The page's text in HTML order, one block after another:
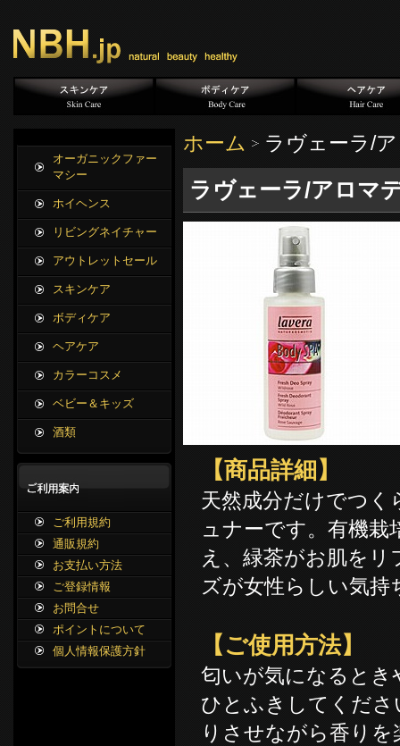
ホーム ラヴェーラ/
ラヴェーラ/アロマ
【商品詳細】
天然成分だけでつ
ュナーです。有機
え、緑茶がお肌を
ズが女性らしい気持
【ご使用方法】
匂いが気になると
ひとふきしてくだ
りさせながら香り
オーガニックファー
マシー
ホイヘンス
リビングネイチャー
アウトレットセール
スキンケア
ボディケア
ヘアケア
カラーコスメ
ベビー＆キッズ
酒類
ご利用規約
通販規約
お支払い方法
ご登録情報
お問合せ
ポイントについて
個人情報保護方針